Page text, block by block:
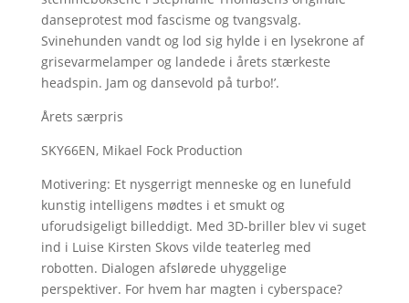
danseprotest mod fascisme og tvangsvalg.
Svinehunden vandt og lod sig hylde i en lysekrone af
grisevarmelamper og landede i årets stærkeste
headspin. Jam og dansevold på turbo!’.
Årets særpris
SKY66EN, Mikael Fock Production
Motivering: Et nysgerrigt menneske og en lunefuld
kunstig intelligens mødtes i et smukt og
uforudsigeligt billeddigt. Med 3D-briller blev vi suget
ind i Luise Kirsten Skovs vilde teaterleg med
robotten. Dialogen afslørede uhyggelige
perspektiver. For hvem har magten i cyberspace?